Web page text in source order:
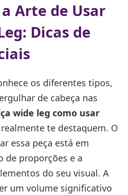
Arte de Usar
Dicas de
os diferentes tipos,
de cabeça nas
wide leg como usar
te destaquem. O
essa peça está em
de proporções e a
do seu visual. A
um volume significativo